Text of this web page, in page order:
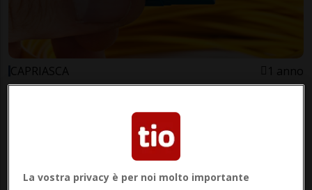
CAPRIASCA 1 anno
La fibra ottica arriverà anche a
La vostra privacy è per noi molto importante